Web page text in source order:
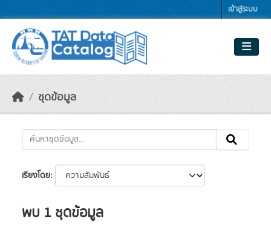
เข้าสู่ระบบ
ชุดข้อมูล
เรียงโดย
พบ 1 ชุดข้อมูล